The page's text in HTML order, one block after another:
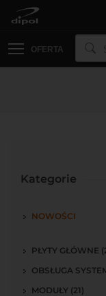
OFERTA
Kategorie
NOWOŚCI
PŁYTY GŁÓWNE
OBSŁUGA
MODUŁY (21)